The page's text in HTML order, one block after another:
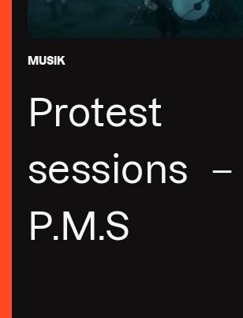
MUSIK
Protest
sessions –
P.M.S